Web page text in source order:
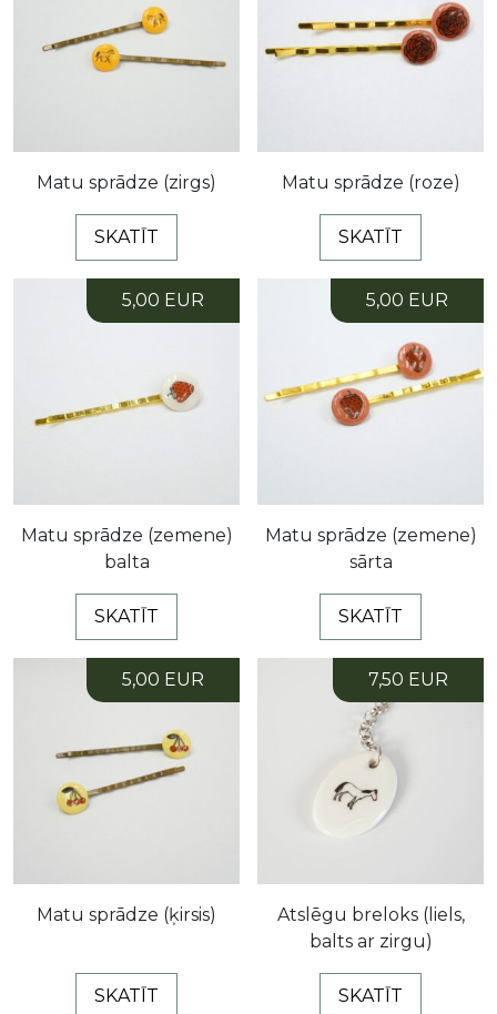
Matu sprādze (zirgs)
SKATĪT
Matu sprādze (roze)
SKATĪT
5,00 EUR
Matu sprādze (zemene)
balta
SKATĪT
5,00 EUR
Matu sprādze (zemene)
sārta
SKATĪT
5,00 EUR
Matu sprādze (ķirsis)
SKATĪT
7,50 EUR
Atslēgu breloks (liels,
balts ar zirgu)
SKATĪT